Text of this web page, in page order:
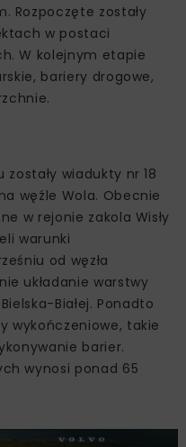
Rozpoczęte zostały
w postaci
W kolejnym etapie
bariery drogowe,
wiadukty nr 18
węźle Wola. Obecnie
w rejonie zakola Wisły
warunki
od węzła
układanie warstwy
Białej. Ponadto
wykończeniowe, takie
barier.
wynosi ponad 65